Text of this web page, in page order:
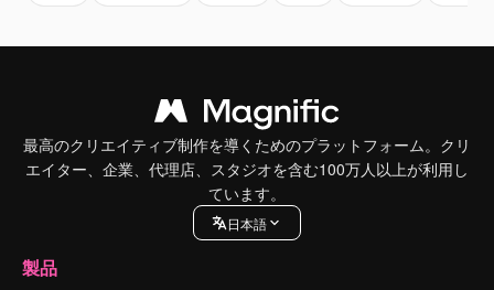
最高のクリエイティブ制作を導くためのプラットフォーム。クリ
エイター、企業、代理店、スタジオを含む100万人以上が利用し
ています。
日本語
製品